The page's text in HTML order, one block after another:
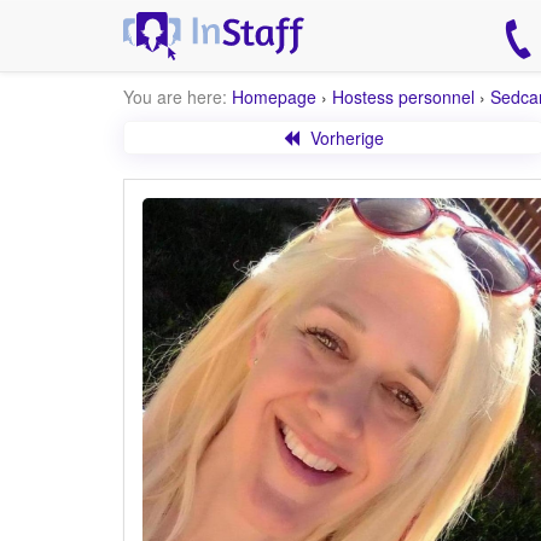
You are here: Homepage › Hostess personnel ›
Vorherige